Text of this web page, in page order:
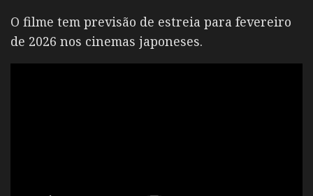
O filme tem previsão de estreia para fevereiro
de 2026 nos cinemas japoneses.